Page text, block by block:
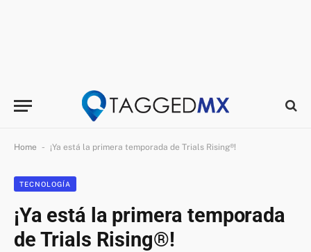
Home - ¡Ya está la primera temporada de Trials Rising®!
TECNOLOGÍA
¡Ya está la primera temporada
de Trials Rising®!